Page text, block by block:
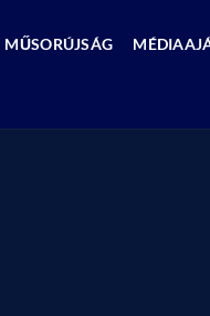
MŰSORÚJSÁG